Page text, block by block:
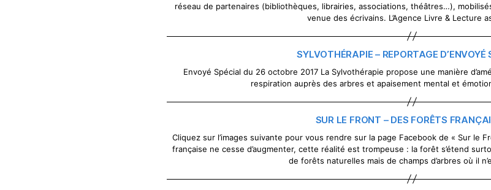
réseau de partenaires (bibliothèques, librairies, associations, théâtres…),
venue des écrivains. L’Agence Livre & Lecture
SYLVOTHÉRAPIE – REPORTAGE D’ENVOYÉ
Envoyé Spécial du 26 octobre 2017 La Sylvothérapie propose une manière
respiration auprès des arbres et apaisement mental et
SUR LE FRONT – DES FORÊTS
Cliquez sur l’images suivante pour vous rendre sur la page Facebook de « Sur le
française ne cesse d’augmenter, cette réalité est trompeuse : la forêt s’étend
de forêts naturelles mais de champs d’arbres où il